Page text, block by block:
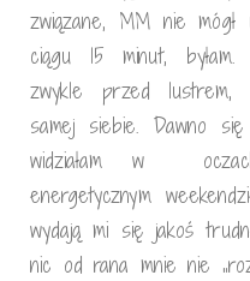
związane, MM nie
ciągu 15 minut,
zwykle przed lustrem,
samej siebie. Dawno
widziałam w
energetycznym
wydają mi się jakoś
nic od rana mnie nie